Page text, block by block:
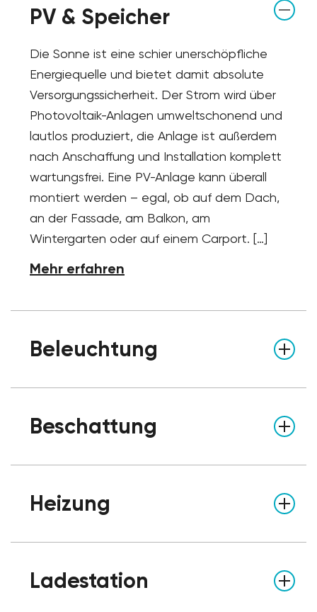
PV & Speicher
Die Sonne ist eine schier unerschöpfliche
Energiequelle und bietet damit absolute
Versorgungssicherheit. Der Strom wird über
Photovoltaik-Anlagen umweltschonend und
lautlos produziert, die Anlage ist außerdem
nach Anschaffung und Installation komplett
wartungsfrei. Eine PV-Anlage kann überall
montiert werden – egal, ob auf dem Dach,
an der Fassade, am Balkon, am
Wintergarten oder auf einem Carport. […]
Mehr erfahren
Beleuchtung
Beschattung
Heizung
Ladestation